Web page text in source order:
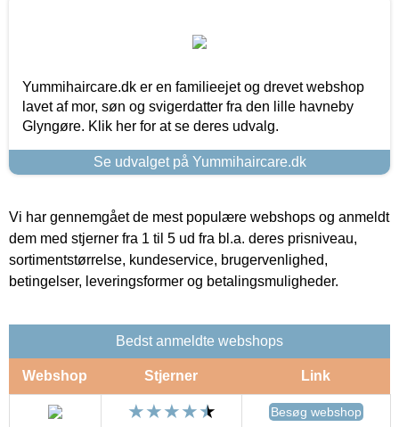
Yummihaircare.dk er en familieejet og drevet webshop
lavet af mor, søn og svigerdatter fra den lille havneby
Glyngøre. Klik her for at se deres udvalg.
Se udvalget på Yummihaircare.dk
Vi har gennemgået de mest populære webshops og anmeldt
dem med stjerner fra 1 til 5 ud fra bl.a. deres prisniveau,
sortimentstørrelse, kundeservice, brugervenlighed,
betingelser, leveringsformer og betalingsmuligheder.
Bedst anmeldte webshops
Webshop Stjerner Link
Besøg webshop